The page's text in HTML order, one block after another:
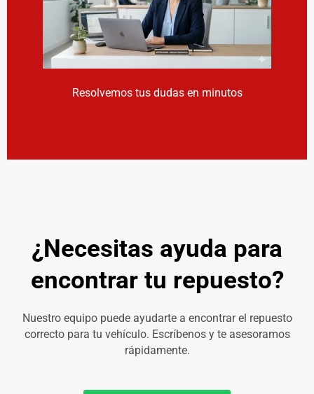
Resolvemos tus dudas en minutos
¿Necesitas ayuda para
encontrar tu repuesto?
Nuestro equipo puede ayudarte a encontrar el repuesto
correcto para tu vehículo. Escríbenos y te asesoramos
rápidamente.